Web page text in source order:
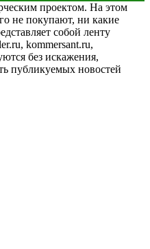
проектом. На этом
не покупают, ни какие
собой ленту
kommersant.ru,
без искажения,
публикуемых новостей